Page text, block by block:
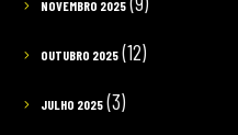
NOVEMBRO 2025
OUTUBRO 2025(12)
JULHO 2025(3)